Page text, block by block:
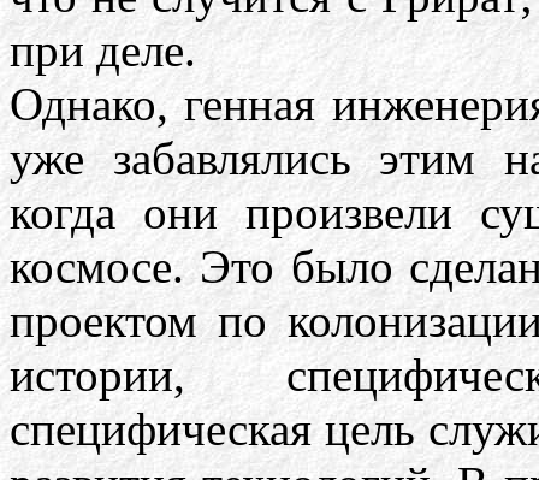
при деле.
Однако, генная
уже забавлялись этим
когда они произвели
космосе. Это было
проектом по
истории,
специфическая цель